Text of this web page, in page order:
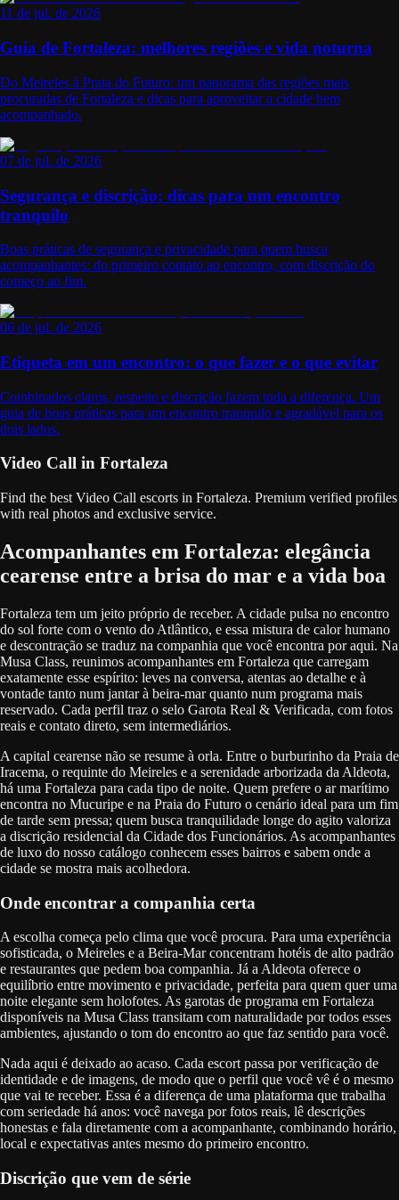
11 de jul. de 2026
Guia de Fortaleza: melhores regiões e vida noturna
Do Meireles à Praia do Futuro: um panorama das regiões mais
procuradas de Fortaleza e dicas para aproveitar a cidade bem
acompanhado.
07 de jul. de 2026
Segurança e discrição: dicas para um encontro
tranquilo
Boas práticas de segurança e privacidade para quem busca
acompanhantes: do primeiro contato ao encontro, com discrição do
começo ao fim.
06 de jul. de 2026
Etiqueta em um encontro: o que fazer e o que evitar
Combinados claros, respeito e discrição fazem toda a diferença. Um
guia de boas práticas para um encontro tranquilo e agradável para os
dois lados.
Video Call in Fortaleza
Find the best Video Call escorts in Fortaleza. Premium verified profiles
with real photos and exclusive service.
Acompanhantes em Fortaleza: elegância
cearense entre a brisa do mar e a vida boa
Fortaleza tem um jeito próprio de receber. A cidade pulsa no encontro
do sol forte com o vento do Atlântico, e essa mistura de calor humano
e descontração se traduz na companhia que você encontra por aqui. Na
Musa Class, reunimos acompanhantes em Fortaleza que carregam
exatamente esse espírito: leves na conversa, atentas ao detalhe e à
vontade tanto num jantar à beira-mar quanto num programa mais
reservado. Cada perfil traz o selo Garota Real & Verificada, com fotos
reais e contato direto, sem intermediários.
A capital cearense não se resume à orla. Entre o burburinho da Praia de
Iracema, o requinte do Meireles e a serenidade arborizada da Aldeota,
há uma Fortaleza para cada tipo de noite. Quem prefere o ar marítimo
encontra no Mucuripe e na Praia do Futuro o cenário ideal para um fim
de tarde sem pressa; quem busca tranquilidade longe do agito valoriza
a discrição residencial da Cidade dos Funcionários. As acompanhantes
de luxo do nosso catálogo conhecem esses bairros e sabem onde a
cidade se mostra mais acolhedora.
Onde encontrar a companhia certa
A escolha começa pelo clima que você procura. Para uma experiência
sofisticada, o Meireles e a Beira-Mar concentram hotéis de alto padrão
e restaurantes que pedem boa companhia. Já a Aldeota oferece o
equilíbrio entre movimento e privacidade, perfeita para quem quer uma
noite elegante sem holofotes. As garotas de programa em Fortaleza
disponíveis na Musa Class transitam com naturalidade por todos esses
ambientes, ajustando o tom do encontro ao que faz sentido para você.
Nada aqui é deixado ao acaso. Cada escort passa por verificação de
identidade e de imagens, de modo que o perfil que você vê é o mesmo
que vai te receber. Essa é a diferença de uma plataforma que trabalha
com seriedade há anos: você navega por fotos reais, lê descrições
honestas e fala diretamente com a acompanhante, combinando horário,
local e expectativas antes mesmo do primeiro encontro.
Discrição que vem de série